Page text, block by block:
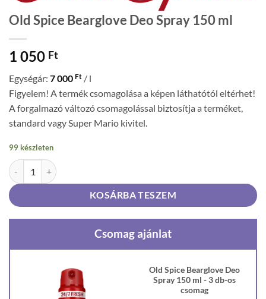
Old Spice Bearglove Deo Spray 150 ml
1 050 Ft
Egységár: 7 000 Ft / l
Figyelem! A termék csomagolása a képen láthatótól eltérhet!
A forgalmazó változó csomagolással biztosítja a terméket,
standard vagy Super Mario kivitel.
99 készleten
Old Spice Bearglove Deo Spray 150 ml mennyiség
KOSÁRBA TESZEM
Csomag ajánlat
Old Spice Bearglove Deo
Spray 150 ml - 3 db-os
csomag